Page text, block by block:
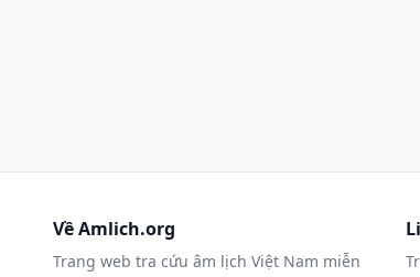
Về Amlich.org
Trang web tra cứu âm lịch Việt Nam miễn